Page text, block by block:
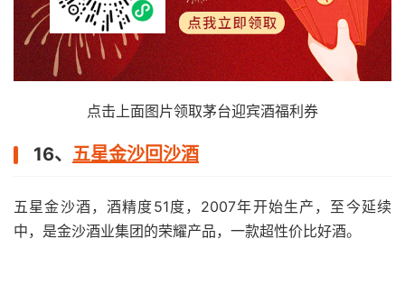
点击上面图片领取茅台迎宾酒福利券
16、 五星金沙回沙酒
五星金沙酒，酒精度51度，2007年开始生产，至今延续
中，是金沙酒业集团的荣耀产品，一款超性价比好酒。